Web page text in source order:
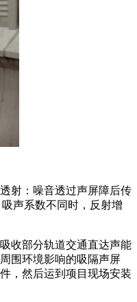
射：噪音透过声屏障后传
声系数不同时，反射增
收部分轨道交通直达声能
围环境影响的吸隔声屏
，然后运到项目现场安装